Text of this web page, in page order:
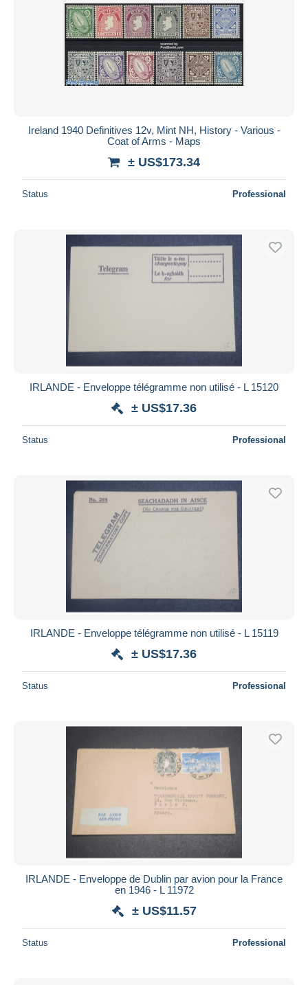
Ireland 1940 Definitives 12v, Mint NH, History - Various -
Coat of Arms - Maps
± US$173.34
Status Professional
IRLANDE - Enveloppe télégramme non utilisé - L 15120
± US$17.36
Status Professional
IRLANDE - Enveloppe télégramme non utilisé - L 15119
± US$17.36
Status Professional
IRLANDE - Enveloppe de Dublin par avion pour la France
en 1946 - L 11972
± US$11.57
Status Professional